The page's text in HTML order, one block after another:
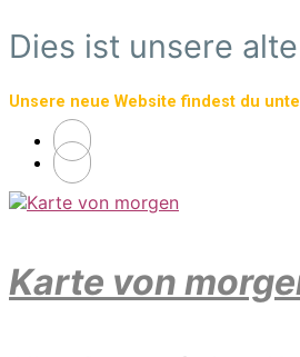
Zum
Hauptinhalt
Dies ist unsere
Unsere neue Website findest du
Karte von